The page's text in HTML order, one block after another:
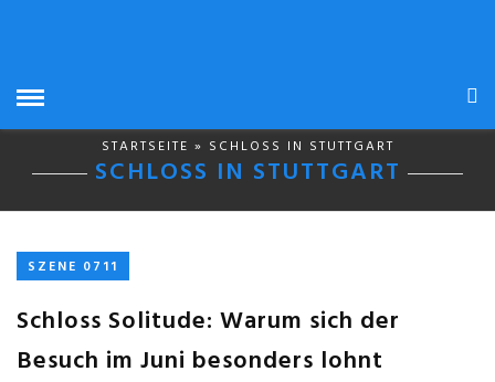
STARTSEITE » SCHLOSS IN STUTTGART
SCHLOSS IN STUTTGART
SZENE 0711
Schloss Solitude: Warum sich der
Besuch im Juni besonders lohnt